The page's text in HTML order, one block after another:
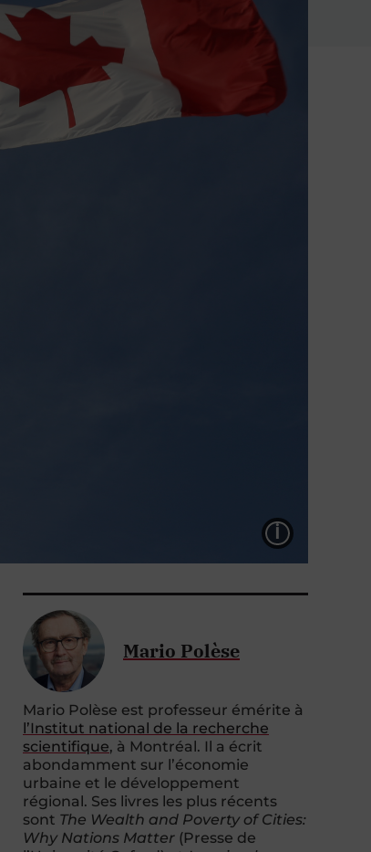
Mario Polèse
Mario Polèse est professeur émérite à
l’Institut national de la recherche
scientifique, à Montréal. Il a écrit
abondamment sur l’économie
urbaine et le développement
régional. Ses livres les plus récents
sont The Wealth and Poverty of Cities:
Why Nations Matter (Presse de